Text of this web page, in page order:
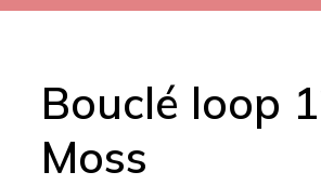
Bouclé loop
Moss